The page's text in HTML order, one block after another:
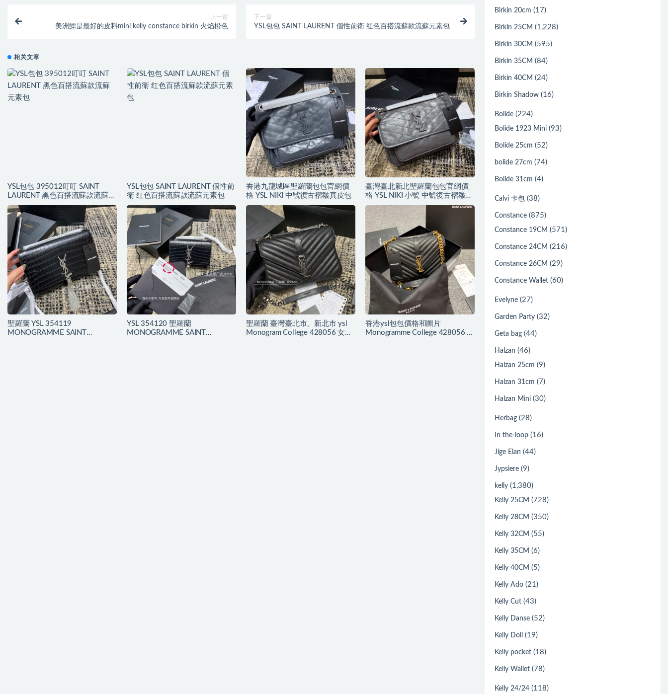
上一篇
美洲鱷是最好的皮料mini kelly constance birkin 火焰橙色
下一篇
YSL包包 SAINT LAURENT 個性前衛 红色百搭流蘇款流蘇元素包
相关文章
YSL包包 395012叮叮 SAINT
LAURENT 黑色百搭流蘇款流蘇元
素包
YSL包包 SAINT LAURENT 個性前
衛 红色百搭流蘇款流蘇元素包
香港九龍城區聖羅蘭包包官網價
格 YSL NIKI 中號復古褶皺真皮包
臺灣臺北新北聖羅蘭包包官網價
格 YSL NIKI 小號 中號復古褶皺真
皮包
聖羅蘭 YSL 354119
MONOGRAMME SAINT
YSL 354120 聖羅蘭
MONOGRAMME SAINT
聖羅蘭 臺灣臺北市、新北市 ysl
Monogram College 428056 女包
香港ysl包包價格和圖片
Monogramme College 428056 女
Birkin 20cm (17)
Birkin 25CM (1,228)
Birkin 30CM (595)
Birkin 35CM (84)
Birkin 40CM (24)
Birkin Shadow (16)
Bolide (224)
Bolide 1923 Mini (93)
Bolide 25cm (52)
bolide 27cm (74)
Bolide 31cm (4)
Calvi 卡包 (38)
Constance (875)
Constance 19CM (571)
Constance 24CM (216)
Constance 26CM (29)
Constance Wallet (60)
Evelyne (27)
Garden Party (32)
Geta bag (44)
Halzan (46)
Halzan 25cm (9)
Halzan 31cm (7)
Halzan Mini (30)
Herbag (28)
In the-loop (16)
Jige Elan (44)
Jypsiere (9)
kelly (1,380)
Kelly 25CM (728)
Kelly 28CM (350)
Kelly 32CM (55)
Kelly 35CM (6)
Kelly 40CM (5)
Kelly Ado (21)
Kelly Cut (43)
Kelly Danse (52)
Kelly Doll (19)
Kelly pocket (18)
Kelly Wallet (78)
Kelly 24/24 (118)